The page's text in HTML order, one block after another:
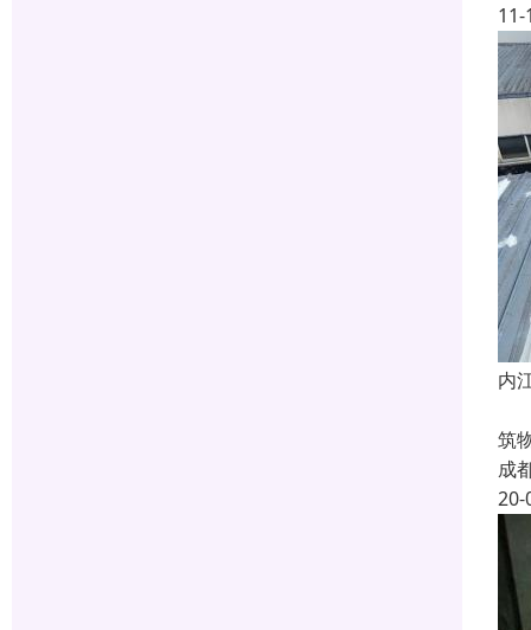
11-
内
筑
成
20-